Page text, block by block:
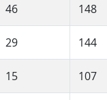
46 148
29 144
15 107